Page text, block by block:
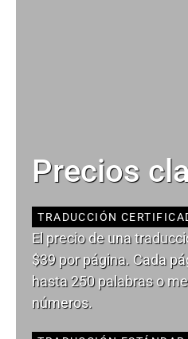
Precios
TRADUCCIÓN
El precio de una
$39 por página. Cada
hasta 250 palabras o
números.